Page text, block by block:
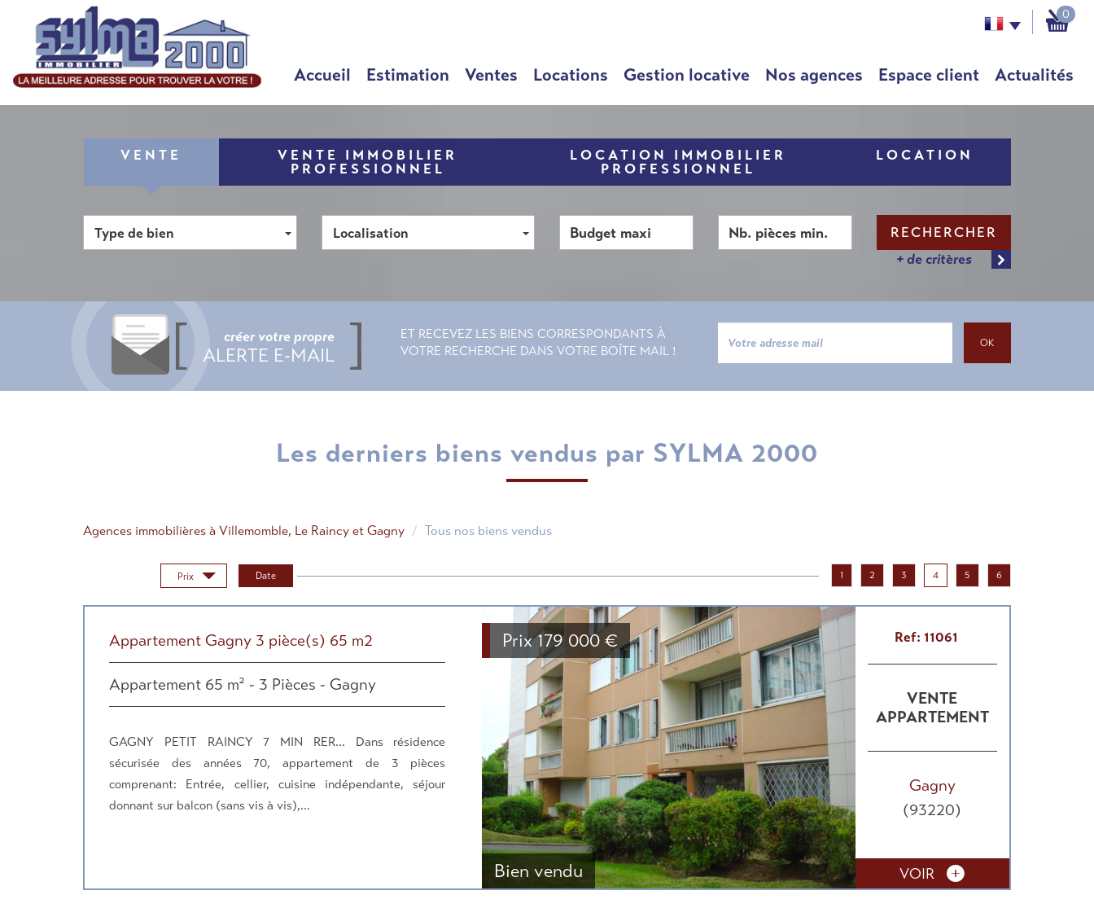
0
Accueil Estimation Ventes Locations Gestion locative Nos agences Espace client Actualités
VENTE
VENTE IMMOBILIER
PROFESSIONNEL
LOCATION IMMOBILIER
PROFESSIONNEL
LOCATION
Type de bien Localisation
RECHERCHER
+ de critères
créer votre propre
ALERTE E-MAIL
ET RECEVEZ LES BIENS CORRESPONDANTS À
VOTRE RECHERCHE DANS VOTRE BOÎTE MAIL !
OK
Les derniers biens vendus par SYLMA 2000
Agences immobilières à Villemomble, Le Raincy et Gagny Tous nos biens vendus
Prix Date 1 2 3 4 5 6
Bien vendu
Prix 179 000 €
Appartement Gagny 3 pièce(s) 65 m2
Appartement 65 m² - 3 Pièces - Gagny
GAGNY PETIT RAINCY 7 MIN RER... Dans résidence
sécurisée des années 70, appartement de 3 pièces
comprenant: Entrée, cellier, cuisine indépendante, séjour
donnant sur balcon (sans vis à vis),...
Ref: 11061
VENTE
APPARTEMENT
Gagny
(93220)
VOIR